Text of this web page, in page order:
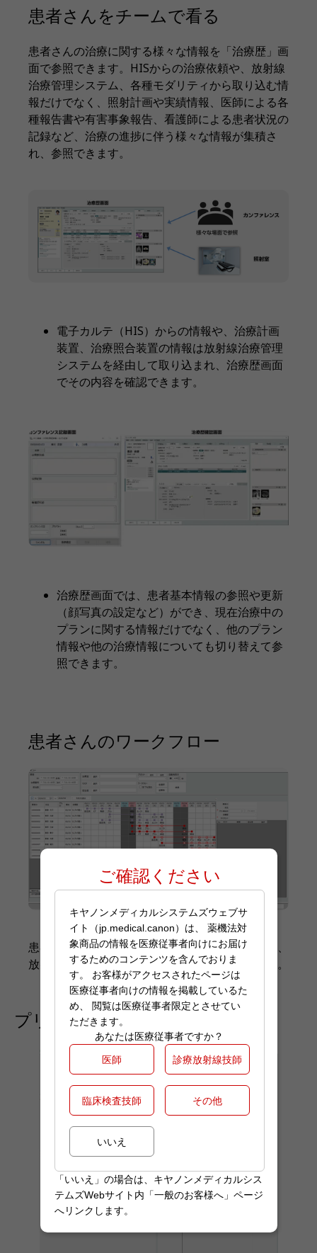
患者さんをチームで看る
患者さんの治療に関する様々な情報を「治療歴」画
面で参照できます。HISからの治療依頼や、放射線
治療管理システム、各種モダリティから取り込む情
報だけでなく、照射計画や実績情報、医師による各
種報告書や有害事象報告、看護師による患者状況の
記録など、治療の進捗に伴う様々な情報が集積さ
れ、参照できます。
電子カルテ（HIS）からの情報や、治療計画
装置、治療照合装置の情報は放射線治療管理
システムを経由して取り込まれ、治療歴画面
でその内容を確認できます。
治療歴画面では、患者基本情報の参照や更新
（顔写真の設定など）ができ、現在治療中の
プランに関する情報だけでなく、他のプラン
情報や他の治療情報についても切り替えて参
照できます。
患者さんのワークフロー
患者さんの治療計画の流れを表示することができ、
放射線治療スケジュール管理の把握に貢献します。
プリセット機能
ご確認ください
キヤノンメディカルシステムズウェブサ
イト（jp.medical.canon）は、 薬機法対
象商品の情報を医療従事者向けにお届け
するためのコンテンツを含んでおりま
す。 お客様がアクセスされたページは
医療従事者向けの情報を掲載しているた
め、 閲覧は医療従事者限定とさせてい
ただきます。
あなたは医療従事者ですか？
医師 診療放射線技師
臨床検査技師 その他
いいえ
「いいえ」の場合は、キヤノンメディカルシス
テムズWebサイト内「一般のお客様へ」ページ
へリンクします。